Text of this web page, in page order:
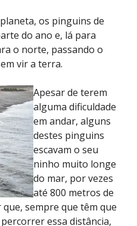
os pinguins de
do ano e, lá para
o norte, passando o
vir a terra.
Apesar de terem
alguma dificuldade
em andar, alguns
destes pinguins
escavam o seu
ninho muito longe
do mar, por vezes
até 800 metros de
sempre que têm que
essa distância,